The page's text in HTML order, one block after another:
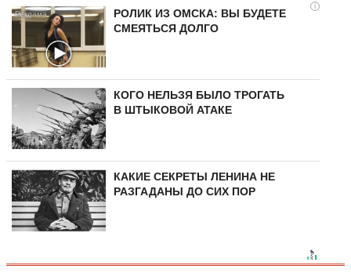
i
РОЛИК ИЗ ОМСКА: ВЫ БУДЕТЕ
СМЕЯТЬСЯ ДОЛГО
КОГО НЕЛЬЗЯ БЫЛО ТРОГАТЬ
В ШТЫКОВОЙ АТАКЕ
КАКИЕ СЕКРЕТЫ ЛЕНИНА НЕ
РАЗГАДАНЫ ДО СИХ ПОР